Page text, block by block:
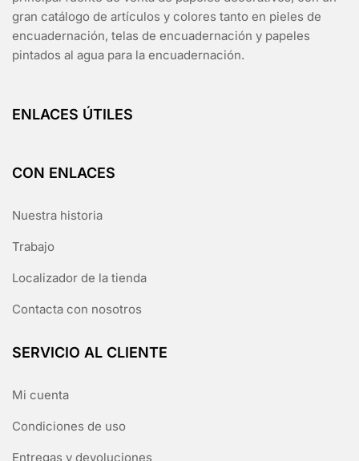
gran catálogo de artículos y colores tanto en pieles de
encuadernación, telas de encuadernación y papeles
pintados al agua para la encuadernación.
ENLACES ÚTILES
CON ENLACES
Nuestra historia
Trabajo
Localizador de la tienda
Contacta con nosotros
SERVICIO AL CLIENTE
Mi cuenta
Condiciones de uso
Entregas y devoluciones